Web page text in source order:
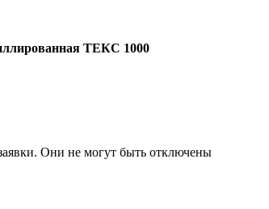
ТЕКС 1000
Они не могут быть отключены